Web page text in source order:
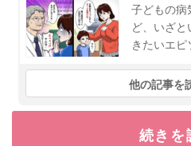
子どもの病
ど、いざ
きたいエ
他の記事を
続きを